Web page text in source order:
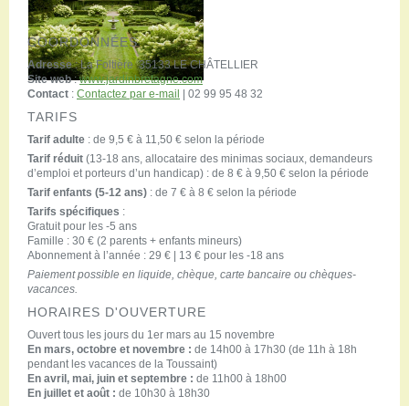
COORDONNÉES
Adresse: La Foltière 35133 LE CHÂTELLIER
Site web:www.jardinbretagne.com
Contact : Contactez par e-mail | 02 99 95 48 32
TARIFS
Tarif adulte : de 9,5 € à 11,50 € selon la période
Tarif réduit (13-18 ans, allocataire des minimas sociaux, demandeurs
d’emploi et porteurs d’un handicap) : de 8 € à 9,50 € selon la période
Tarif enfants (5-12 ans) : de 7 € à 8 € selon la période
Tarifs spécifiques :
Gratuit pour les -5 ans
Famille : 30 € (2 parents + enfants mineurs)
Abonnement à l’année : 29 € | 13 € pour les -18 ans
Paiement possible en liquide, chèque, carte bancaire ou chèques-
vacances.
HORAIRES D'OUVERTURE
Ouvert tous les jours du 1er mars au 15 novembre
En mars, octobre et novembre : de 14h00 à 17h30 (de 11h à 18h
pendant les vacances de la Toussaint)
En avril, mai, juin et septembre : de 11h00 à 18h00
En juillet et août : de 10h30 à 18h30